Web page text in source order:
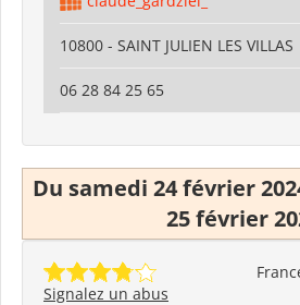
10800 - SAINT JULIEN LES VILLAS
06 28 84 25 65
Du samedi 24 février
25 février
Signalez un abus